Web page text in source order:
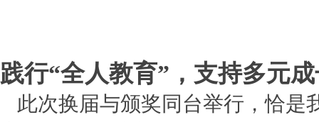
践行“全人教育”，支持多元
此次换届与颁奖同台举行，恰是